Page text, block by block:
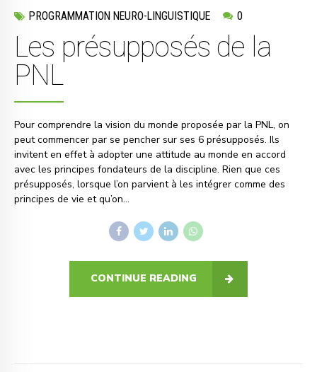
PROGRAMMATION NEURO-LINGUISTIQUE 0
Les présupposés de la
PNL
Pour comprendre la vision du monde proposée par la PNL, on
peut commencer par se pencher sur ses 6 présupposés. Ils
invitent en effet à adopter une attitude au monde en accord
avec les principes fondateurs de la discipline. Rien que ces
présupposés, lorsque l’on parvient à les intégrer comme des
principes de vie et qu’on...
CONTINUE READING